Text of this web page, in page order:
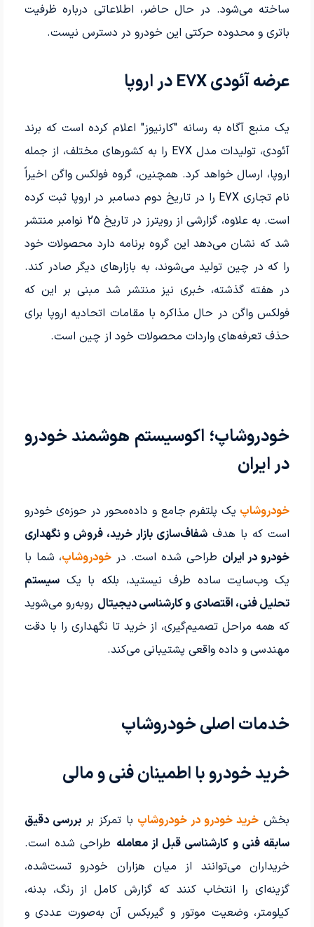
ساخته می‌شود. در حال حاضر، اطلاعاتی درباره ظرفیت
باتری و محدوده حرکتی این خودرو در دسترس نیست.
عرضه آئودی E7X در اروپا
یک منبع آگاه به رسانه "کارنیوز" اعلام کرده است که برند
آئودی، تولیدات مدل E7X را به کشورهای مختلف، از جمله
اروپا، ارسال خواهد کرد. همچنین، گروه فولکس واگن اخیراً
نام تجاری E7X را در تاریخ دوم دسامبر در اروپا ثبت کرده
است. به علاوه، گزارشی از رویترز در تاریخ 25 نوامبر منتشر
شد که نشان می‌دهد این گروه برنامه دارد محصولات خود
را که در چین تولید می‌شوند، به بازارهای دیگر صادر کند.
در هفته گذشته، خبری نیز منتشر شد مبنی بر این که
فولکس واگن در حال مذاکره با مقامات اتحادیه اروپا برای
حذف تعرفه‌های واردات محصولات خود از چین است.
خودروشاپ؛ اکوسیستم هوشمند خودرو
در ایران
خودروشاپ یک پلتفرم جامع و داده‌محور در حوزه‌ی خودرو
است که با هدف شفاف‌سازی بازار خرید، فروش و نگهداری
خودرو در ایران طراحی شده است. در خودروشاپ، شما با
یک وب‌سایت ساده طرف نیستید، بلکه با یکسیستم
تحلیل فنی، اقتصادی و کارشناسی دیجیتال روبه‌رو می‌شوید
که همه مراحل تصمیم‌گیری، از خرید تا نگهداری را با دقت
مهندسی و داده واقعی پشتیبانی می‌کند.
خدمات اصلی خودروشاپ
خرید خودرو با اطمینان فنی و مالی
بخش خرید خودرو در خودروشاپ با تمرکز بربررسی دقیق
سابقه فنی و کارشناسی قبل از معامله طراحی شده است.
خریداران می‌توانند از میان هزاران خودرو تست‌شده،
گزینه‌ای را انتخاب کنند که گزارش کامل از رنگ، بدنه،
کیلومتر، وضعیت موتور و گیربکس آن به‌صورت عددی و